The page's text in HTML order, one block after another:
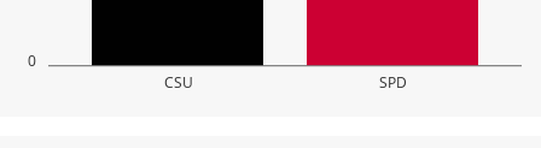
0
CSU SPD